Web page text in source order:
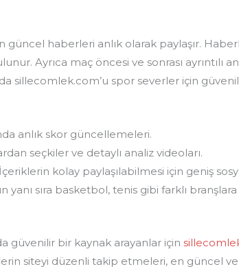
haberleri anlık olarak paylaşır.
Ayrıca maç öncesi ve sonrası ayrıntılı
sillecomlek.com’u spor severler için
anlık skor güncellemeleri.
seçkiler ve detaylı analiz videoları.
kolay paylaşılabilmesi için geniş
yanı sıra basketbol, tenis gibi farklı
güvenilir bir kaynak arayanlar için
siteyi düzenli takip etmeleri, en güncel ve